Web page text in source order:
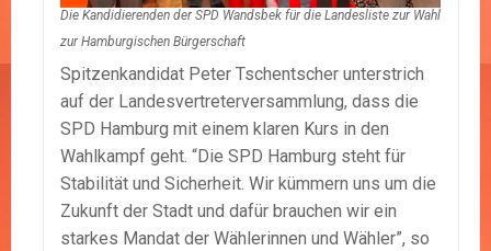
Die Kandidierenden der SPD Wandsbek für die Landesliste zur Wahl
zur Hamburgischen Bürgerschaft
Spitzenkandidat Peter Tschentscher unterstrich
auf der Landesvertreterversammlung, dass die
SPD Hamburg mit einem klaren Kurs in den
Wahlkampf geht. “Die SPD Hamburg steht für
Stabilität und Sicherheit. Wir kümmern uns um die
Zukunft der Stadt und dafür brauchen wir ein
starkes Mandat der Wählerinnen und Wähler”, so